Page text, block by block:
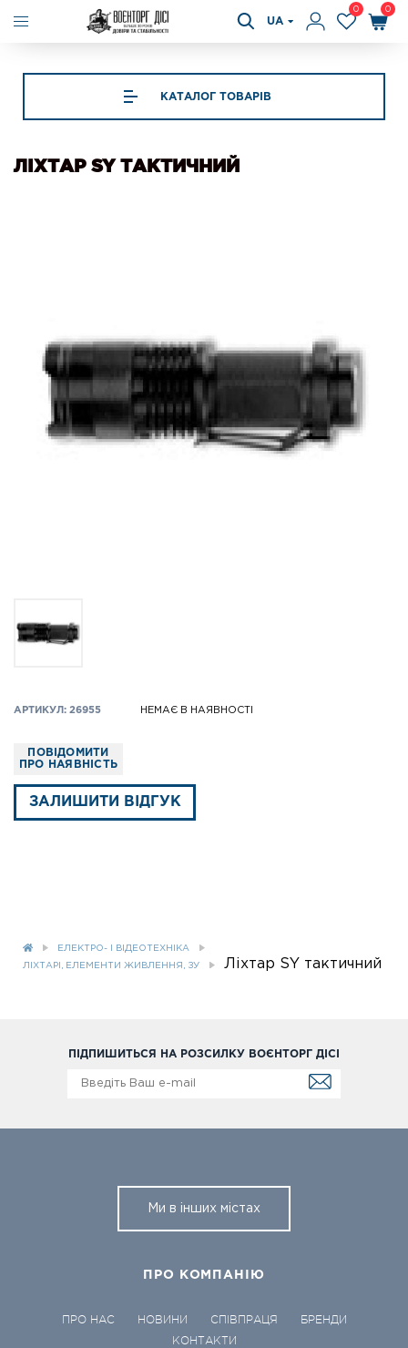
UA
0 0
КАТАЛОГ ТОВАРІВ
ЛІХТАР SY ТАКТИЧНИЙ
АРТИКУЛ: 26955 НЕМАЄ В НАЯВНОСТІ
ПОВІДОМИТИ
ПРО НАЯВНІСТЬ
ЗАЛИШИТИ ВІДГУК
ЕЛЕКТРО- І ВІДЕОТЕХНІКА
ЛІХТАРІ, ЕЛЕМЕНТИ ЖИВЛЕННЯ, ЗУ Ліхтар SY тактичний
ПІДПИШИТЬСЯ НА РОЗСИЛКУ ВОЄНТОРГ ДІСІ
Ми в інших містах
ПРО КОМПАНІЮ
ПРО НАС НОВИНИ СПІВПРАЦЯ
БРЕНДИ
КОНТАКТИ